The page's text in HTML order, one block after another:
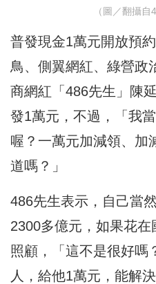
（圖／翻攝自
普發現金1萬元開放預
鳥、側翼網紅、綠營政
商網紅「486先生」陳
發1萬元，不過，「我
喔？一萬元加減領、加
道嗎？」
486先生表示，自己當
2300多億元，如果花
照顧，「這不是很好嗎
人，給他1萬元，能解